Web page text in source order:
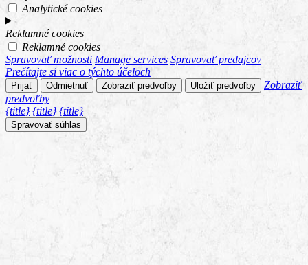
Analytické cookies
Reklamné cookies
Reklamné cookies
Spravovať možnosti Manage services Spravovať predajcov
Prečítajte si viac o týchto účeloch
Prijať Odmietnuť Zobraziť predvoľby Uložiť predvoľby
Zobraziť
predvoľby
{title} {title} {title}
Spravovať súhlas